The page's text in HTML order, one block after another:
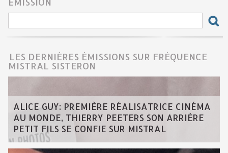
LES DERNIÈRES ÉMISSIONS SUR FRÉQUENCE
MISTRAL SISTERON
ALICE GUY: PREMIÈRE RÉALISATRICE CINÉMA
AU MONDE, THIERRY PEETERS SON ARRIÈRE
PETIT FILS SE CONFIE SUR MISTRAL